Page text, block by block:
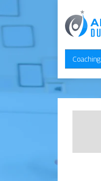
Coaching